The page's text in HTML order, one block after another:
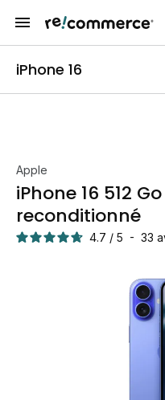
iPhone 16
Apple
iPhone 16 512
reconditionné
4.7 / 5 - 33